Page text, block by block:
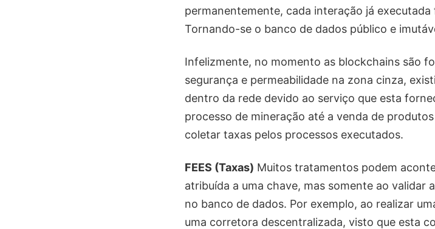
permanentemente, cada interação já
Tornando-se o banco de dados público e
Infelizmente, no momento as blockchains são
segurança e permeabilidade na zona cinza,
dentro da rede devido ao serviço que esta
processo de mineração até a venda de
coletar taxas pelos processos executados.
FEES (Taxas) Muitos tratamentos podem
atribuída a uma chave, mas somente ao validar
no banco de dados. Por exemplo, ao realizar
uma corretora descentralizada, visto que esta